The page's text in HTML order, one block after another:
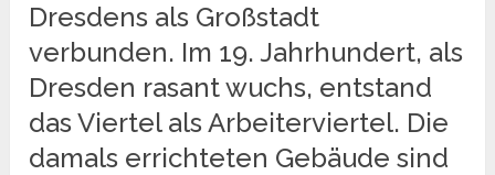
Dresdens als Großstadt
verbunden. Im 19. Jahrhundert, als
Dresden rasant wuchs, entstand
das Viertel als Arbeiterviertel. Die
damals errichteten Gebäude sind